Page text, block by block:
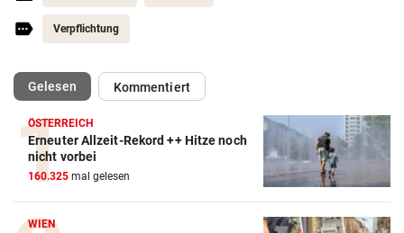
Verpflichtung
Gelesen(ausgewählt)Kommentiert
ÖSTERREICH
Erneuter Allzeit-Rekord ++ Hitze noch
nicht vorbei
160.325 mal gelesen
WIEN
Action-Cam Vergleich
ZUM VERGLEICH
Crosstrainer Vergleich